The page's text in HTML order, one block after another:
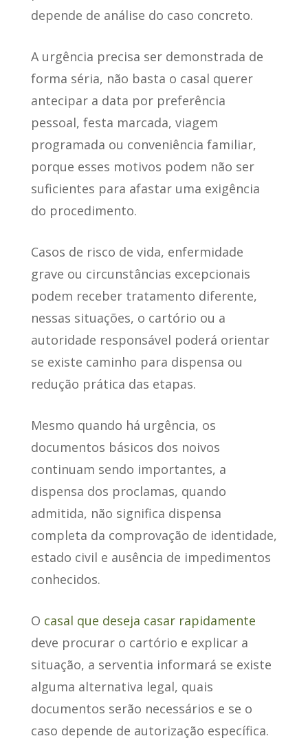
depende de análise do caso concreto.
A urgência precisa ser demonstrada de
forma séria, não basta o casal querer
antecipar a data por preferência
pessoal, festa marcada, viagem
programada ou conveniência familiar,
porque esses motivos podem não ser
suficientes para afastar uma exigência
do procedimento.
Casos de risco de vida, enfermidade
grave ou circunstâncias excepcionais
podem receber tratamento diferente,
nessas situações, o cartório ou a
autoridade responsável poderá orientar
se existe caminho para dispensa ou
redução prática das etapas.
Mesmo quando há urgência, os
documentos básicos dos noivos
continuam sendo importantes, a
dispensa dos proclamas, quando
admitida, não significa dispensa
completa da comprovação de identidade,
estado civil e ausência de impedimentos
conhecidos.
O casal que deseja casar rapidamente
deve procurar o cartório e explicar a
situação, a serventia informará se existe
alguma alternativa legal, quais
documentos serão necessários e se o
caso depende de autorização específica.